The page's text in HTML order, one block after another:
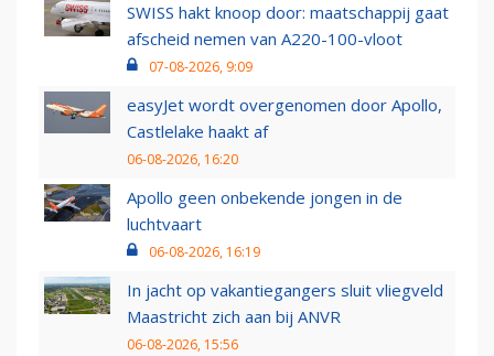
SWISS hakt knoop door: maatschappij gaat
afscheid nemen van A220-100-vloot
07-08-2026, 9:09
easyJet wordt overgenomen door Apollo,
Castlelake haakt af
06-08-2026, 16:20
Apollo geen onbekende jongen in de
luchtvaart
06-08-2026, 16:19
In jacht op vakantiegangers sluit vliegveld
Maastricht zich aan bij ANVR
06-08-2026, 15:56